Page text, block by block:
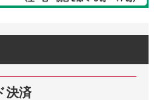
決済